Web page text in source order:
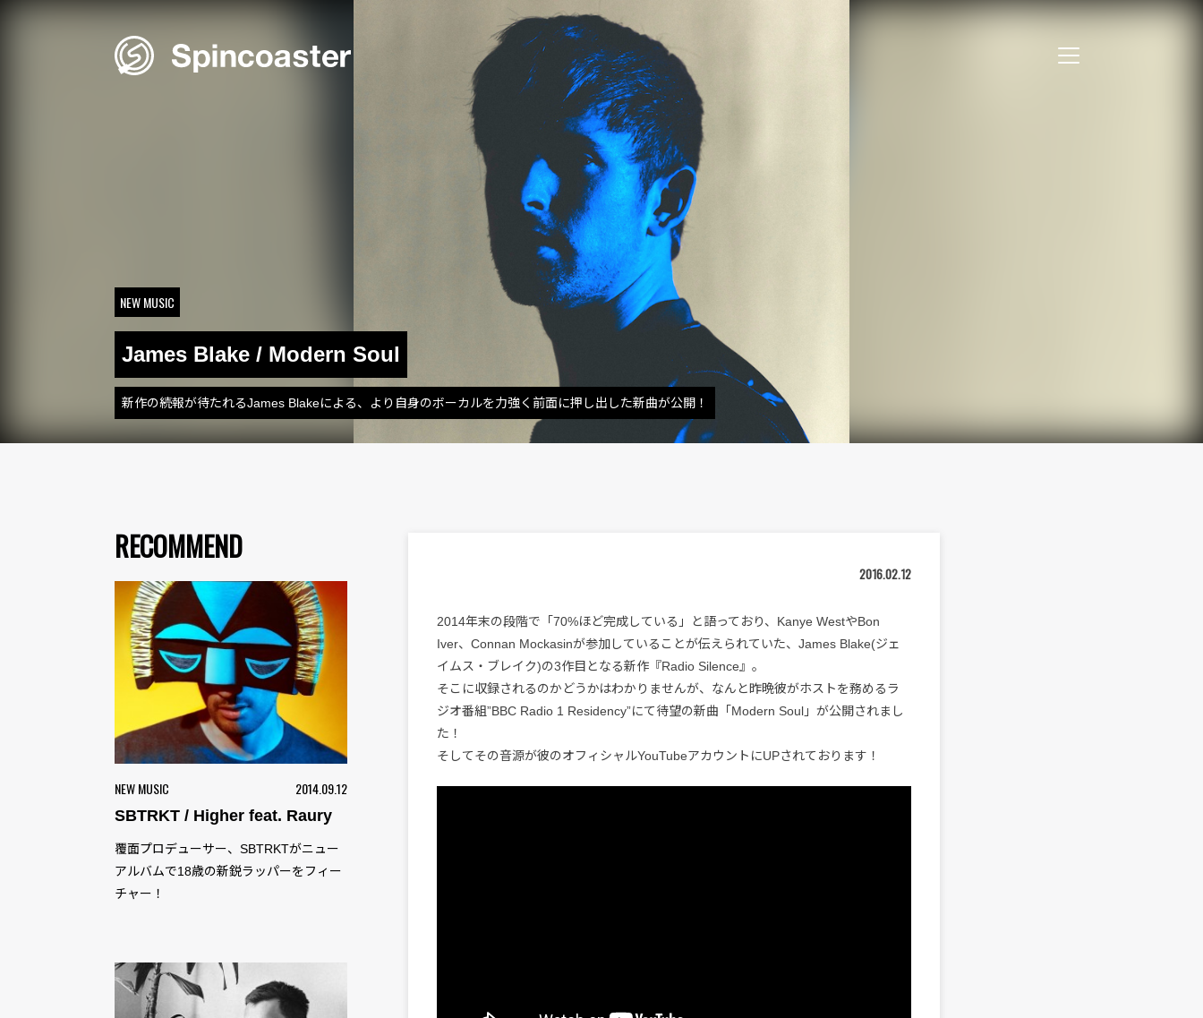
NEW MUSIC
James Blake / Modern Soul
新作の続報が待たれるJames Blakeによる、より自身のボーカルを力強く前面に押し出した新曲が公開！
RECOMMEND
NEW MUSIC 2014.09.12
SBTRKT / Higher feat. Raury
覆面プロデューサー、SBTRKTがニュー
アルバムで18歳の新鋭ラッパーをフィー
チャー！
2016.02.12
2014年末の段階で「70%ほど完成している」と語っており、Kanye WestやBon
Iver、Connan Mockasinが参加していることが伝えられていた、James Blake(ジェ
イムス・ブレイク)の3作目となる新作『Radio Silence』。
そこに収録されるのかどうかはわかりませんが、なんと昨晩彼がホストを務めるラ
ジオ番組”BBC Radio 1 Residency”にて待望の新曲「Modern Soul」が公開されまし
た！
そしてその音源が彼のオフィシャルYouTubeアカウントにUPされております！